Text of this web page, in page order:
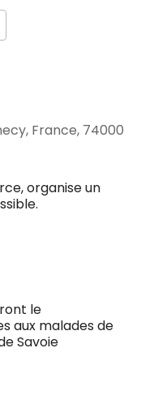
France, 74000
organise un
le
aux malades de
Savoie